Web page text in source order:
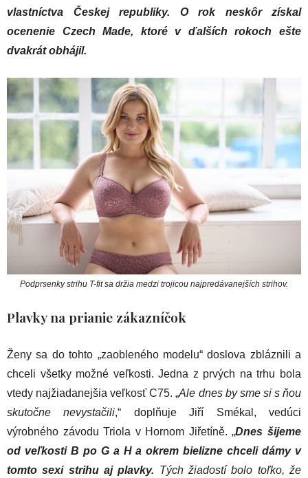
vlastníctva Českej republiky. O rok neskôr získal
ocenenie Czech Made, ktoré v ďalších rokoch ešte
dvakrát obhájil.
Podprsenky strihu T-fit sa držia medzi trojicou najpredávanejších strihov.
Plavky na prianie zákazníčok
Ženy sa do tohto „zaobleného modelu“ doslova zbláznili a
chceli všetky možné veľkosti. Jedna z prvých na trhu bola
vtedy najžiadanejšia veľkosť C75. „Ale dnes by sme si s ňou
skutočne nevystačili,“ doplňuje Jiří Smékal, vedúci
výrobného závodu Triola v Hornom Jiřetíně. „Dnes šijeme
od veľkosti B po G a H a okrem bielizne chceli dámy v
tomto sexi strihu aj plavky. Tých žiadostí bolo toľko, že